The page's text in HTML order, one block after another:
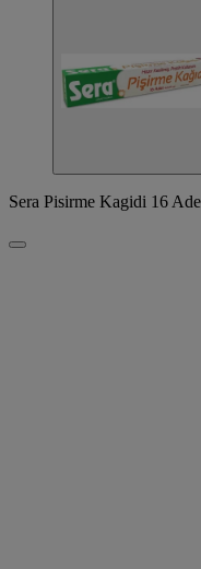
Sera Pisirme Kagidi 16